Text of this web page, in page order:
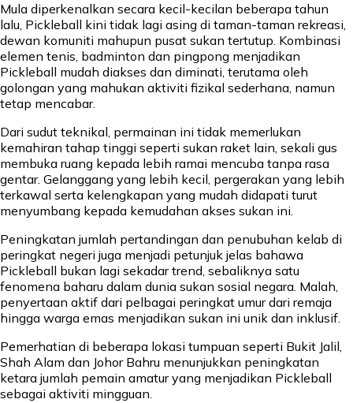
Mula diperkenalkan secara kecil-kecilan beberapa tahun
lalu, Pickleball kini tidak lagi asing di taman-taman rekreasi,
dewan komuniti mahupun pusat sukan tertutup. Kombinasi
elemen tenis, badminton dan pingpong menjadikan
Pickleball mudah diakses dan diminati, terutama oleh
golongan yang mahukan aktiviti fizikal sederhana, namun
tetap mencabar.
Dari sudut teknikal, permainan ini tidak memerlukan
kemahiran tahap tinggi seperti sukan raket lain, sekali gus
membuka ruang kepada lebih ramai mencuba tanpa rasa
gentar. Gelanggang yang lebih kecil, pergerakan yang lebih
terkawal serta kelengkapan yang mudah didapati turut
menyumbang kepada kemudahan akses sukan ini.
Peningkatan jumlah pertandingan dan penubuhan kelab di
peringkat negeri juga menjadi petunjuk jelas bahawa
Pickleball bukan lagi sekadar trend, sebaliknya satu
fenomena baharu dalam dunia sukan sosial negara. Malah,
penyertaan aktif dari pelbagai peringkat umur dari remaja
hingga warga emas menjadikan sukan ini unik dan inklusif.
Pemerhatian di beberapa lokasi tumpuan seperti Bukit Jalil,
Shah Alam dan Johor Bahru menunjukkan peningkatan
ketara jumlah pemain amatur yang menjadikan Pickleball
sebagai aktiviti mingguan.